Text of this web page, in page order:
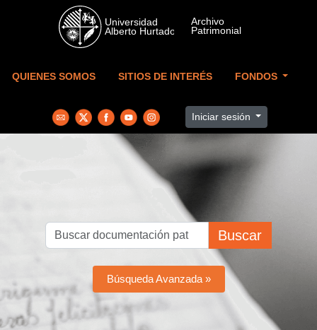
Skip to main content
QUIENES SOMOS SITIOS DE INTERÉS FONDOS
Iniciar sesión
Buscar
Búsqueda Avanzada »